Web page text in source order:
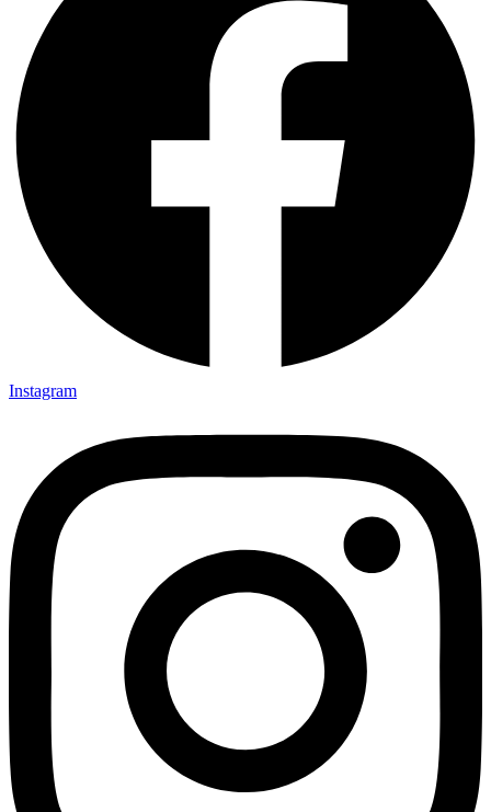
Instagram